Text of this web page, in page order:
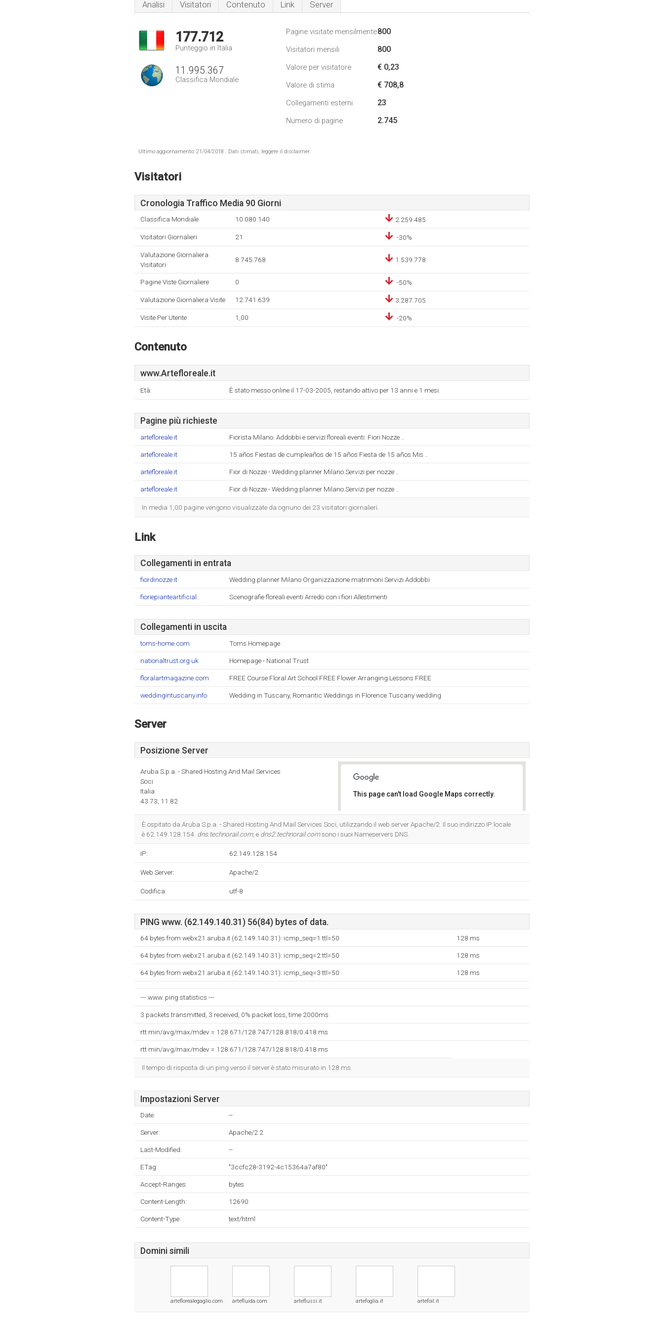
Analisi Visitatori Contenuto Link Server
177.712
Punteggio in Italia
11.995.367
Classifica Mondiale
Pagine visitate mensilmente800
Visitatori mensili 800
Valore per visitatore € 0,23
Valore di stima € 708,8
Collegamenti esterni 23
Numero di pagine 2.745
Ultimo aggiornamento: 21/04/2018 . Dati stimati, leggere il disclaimer.
Visitatori
Cronologia Traffico Media 90 Giorni
Classifica Mondiale 10.080.140 2.259.485
Visitatori Giornalieri 21 -30%
Valutazione Giornaliera
Visitatori
8.745.768 1.539.778
Pagine Viste Giornaliere 0 -50%
Valutazione Giornaliera Visite 12.741.639 3.287.705
Visite Per Utente 1,00 -20%
Contenuto
www.Artefloreale.it
Età: È stato messo online il 17-03-2005, restando attivo per 13 anni e 1 mesi.
Pagine più richieste
artefloreale.it Fiorista Milano. Addobbi e servizi floreali eventi: Fiori Nozze ..
artefloreale.it 15 años Fiestas de cumpleaños de 15 años Fiesta de 15 años Mis ..
artefloreale.it Fior di Nozze - Wedding planner Milano.Servizi per nozze ..
artefloreale.it Fior di Nozze - Wedding planner Milano.Servizi per nozze ..
In media 1,00 pagine vengono visualizzate da ognuno dei 23 visitatori giornalieri.
Link
Collegamenti in entrata
fiordinozze.it Wedding planner Milano Organizzazione matrimoni Servizi Addobbi
fioriepianteartificial.. Scenografie floreali eventi Arredo con i fiori Allestimenti
Collegamenti in uscita
toms-home.com Toms Homepage
nationaltrust.org.uk Homepage - National Trust
floralartmagazine.com FREE Course Floral Art School FREE Flower Arranging Lessons FREE
weddingintuscany.info Wedding in Tuscany, Romantic Weddings in Florence Tuscany wedding
Server
Posizione Server
Aruba S.p.a. - Shared Hosting And Mail Services
Soci
Italia
43.73, 11.82
This page can't load Google Maps correctly.
È ospitato da Aruba S.p.a. - Shared Hosting And Mail Services Soci, utilizzando il web server Apache/2. Il suo indirizzo IP locale
è 62.149.128.154. dns.technorail.com, e dns2.technorail.comsono i suoi Nameservers DNS.
IP: 62.149.128.154
Web Server: Apache/2
Codifica: utf-8
PING www. (62.149.140.31) 56(84) bytes of data.
64 bytes from webx21.aruba.it (62.149.140.31): icmp_seq=1 ttl=50 128 ms
64 bytes from webx21.aruba.it (62.149.140.31): icmp_seq=2 ttl=50 128 ms
64 bytes from webx21.aruba.it (62.149.140.31): icmp_seq=3 ttl=50 128 ms
--- www. ping statistics ---
3 packets transmitted, 3 received, 0% packet loss, time 2000ms
rtt min/avg/max/mdev = 128.671/128.747/128.818/0.418 ms
rtt min/avg/max/mdev = 128.671/128.747/128.818/0.418 ms
Il tempo di risposta di un ping verso il server è stato misurato in 128 ms.
Impostazioni Server
Date: --
Server: Apache/2.2
Last-Modified: --
ETag: "3ccfc28-3192-4c15364a7af80"
Accept-Ranges: bytes
Content-Length: 12690
Content-Type: text/html
Domini simili
arteflorealegaglio.com artefluida.com arteflussi.it artefoglia.it artefoil.it